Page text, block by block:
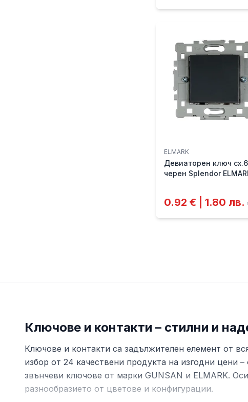
ELMARK
Девиаторен ключ сх.6
черен Splendor
0.92 € | 1.80 лв.
Ключове и контакти – стилни и
Ключове и контакти са задължителен елемент от
избор от 24 качествени продукта на изгодни цени
звънчеви ключове от марки GUNSAN и ELMARK.
разнообразието от цветове и конфигурации.